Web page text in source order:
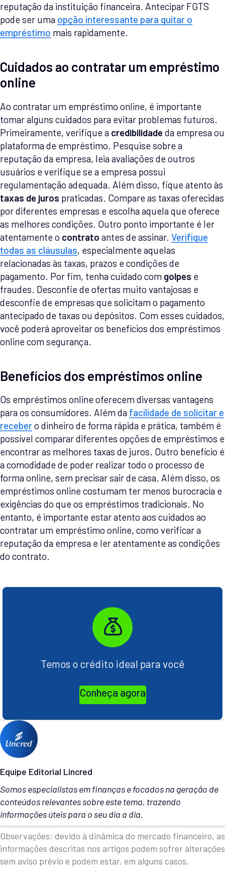
reputação da instituição financeira. Antecipar FGTS
pode ser uma opção interessante para quitar o
empréstimo mais rapidamente.
Cuidados ao contratar um empréstimo
online
Ao contratar um empréstimo online, é importante
tomar alguns cuidados para evitar problemas futuros.
Primeiramente, verifique a credibilidade da empresa ou
plataforma de empréstimo. Pesquise sobre a
reputação da empresa, leia avaliações de outros
usuários e verifique se a empresa possui
regulamentação adequada. Além disso, fique atento às
taxas de juros praticadas. Compare as taxas oferecidas
por diferentes empresas e escolha aquela que oferece
as melhores condições. Outro ponto importante é ler
atentamente o contrato antes de assinar. Verifique
todas as cláusulas, especialmente aquelas
relacionadas às taxas, prazos e condições de
pagamento. Por fim, tenha cuidado com golpes e
fraudes. Desconfie de ofertas muito vantajosas e
desconfie de empresas que solicitam o pagamento
antecipado de taxas ou depósitos. Com esses cuidados,
você poderá aproveitar os benefícios dos empréstimos
online com segurança.
Benefícios dos empréstimos online
Os empréstimos online oferecem diversas vantagens
para os consumidores. Além da facilidade de solicitar e
recebero dinheiro de forma rápida e prática, também é
possível comparar diferentes opções de empréstimos e
encontrar as melhores taxas de juros. Outro benefício é
a comodidade de poder realizar todo o processo de
forma online, sem precisar sair de casa. Além disso, os
empréstimos online costumam ter menos burocracia e
exigências do que os empréstimos tradicionais. No
entanto, é importante estar atento aos cuidados ao
contratar um empréstimo online, como verificar a
reputação da empresa e ler atentamente as condições
do contrato.
Temos o crédito ideal para você
Conheça agora
Equipe Editorial Lincred
Somos especialistas em finanças e focados na geração de
conteúdos relevantes sobre este tema, trazendo
informações úteis para o seu dia a dia.
Observações: devido à dinâmica do mercado financeiro, as
informações descritas nos artigos podem sofrer alterações
sem aviso prévio e podem estar, em alguns casos,